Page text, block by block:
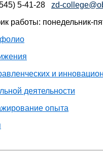
5-41-28 zd-
работы: понедельник-
и
деятельности
опыта